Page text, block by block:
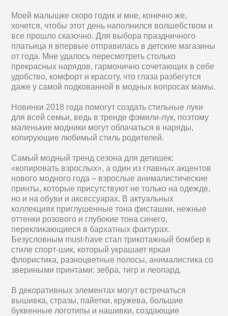
Моей малышке скоро годик и мне, конечно же,
хочется, чтобы этот день наполнился волшебством и
все прошло сказочно. Для выбора праздничного
платьица я впервые отправилась в детские магазины
от года. Мне удалось пересмотреть столько
прекрасных нарядов, гармонично сочетающих в себе
удобство, комфорт и красоту, что глаза разбегутся
даже у самой подкованной в модных вопросах мамы.
Новинки 2018 года помогут создать стильные луки
для всей семьи, ведь в тренде фэмили-лук, поэтому
маленькие модники могут облачаться в наряды,
копирующие любимый стиль родителей.
Самый модный тренд сезона для детишек:
«копировать взрослых», а один из главных акцентов
нового модного года – взрослые анималистические
принты, которые присутствуют не только на одежде,
но и на обуви и аксессуарах. В актуальных
коллекциях приглушенные тона фисташки, нежные
оттенки розового и глубокие тона синего,
перекликающиеся в бархатных фактурах.
Безусловным must-have стал трикотажный бомбер в
стиле спорт-шик, который украшает яркая
флористика, разноцветные полосы, анималистика со
звериными принтами: зебра, тигр и леопард.
В декоративных элементах могут встречаться
вышивка, стразы, пайетки, кружева, большие
буквенные логотипы и нашивки, создающие